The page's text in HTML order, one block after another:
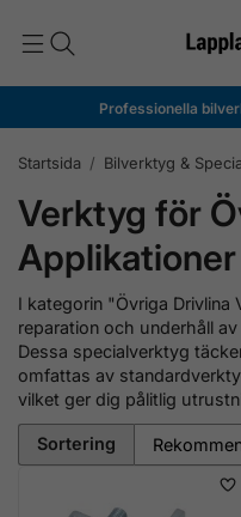
Professionella
Startsida / Bilverktyg &
Verktyg för
Applikationer
I kategorin "Övriga
reparation och underhåll
Dessa specialverktyg
omfattas av
vilket ger dig pålitlig
Sortering